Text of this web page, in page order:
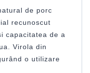
de porc
recunoscut
capacitatea de a
Virola din
o utilizare